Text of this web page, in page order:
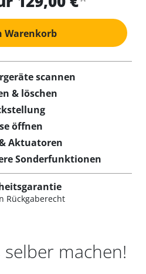
Warenkorb
scannen
& löschen
öffnen
Aktuatoren
Sonderfunktionen
Rückgaberecht
machen!